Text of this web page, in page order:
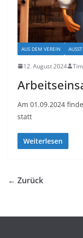
AUS DEM VEREIN
12. August 2024
Am 01.09.2024
statt
Weiterlesen
← Zurück